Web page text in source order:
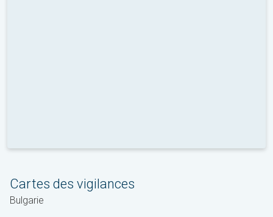
Cartes des vigilances
Bulgarie